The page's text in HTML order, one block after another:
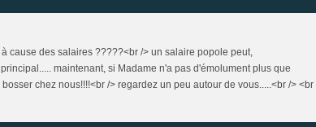
cause des salaires ?????<br /> un salaire popole peut,
maintenant, si Madame n'a pas d'émolument plus que
chez nous!!!!<br /> regardez un peu autour de vous.....<br /> <br